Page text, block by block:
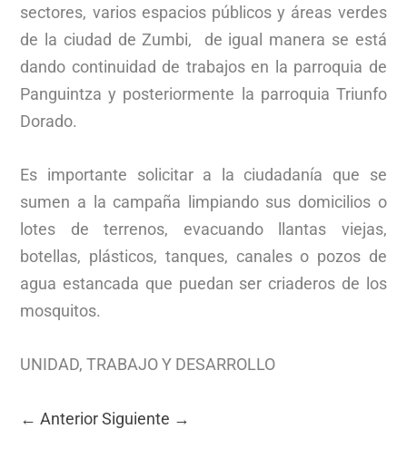
sectores, varios espacios públicos y áreas verdes
de la ciudad de Zumbi, de igual manera se está
dando continuidad de trabajos en la parroquia de
Panguintza y posteriormente la parroquia Triunfo
Dorado.
Es importante solicitar a la ciudadanía que se
sumen a la campaña limpiando sus domicilios o
lotes de terrenos, evacuando llantas viejas,
botellas, plásticos, tanques, canales o pozos de
agua estancada que puedan ser criaderos de los
mosquitos.
UNIDAD, TRABAJO Y DESARROLLO
←Anterior Siguiente →